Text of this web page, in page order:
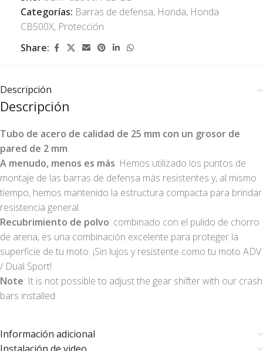
Categorías: Barras de defensa, Honda, Honda
CB500X, Protección
Share:
Descripción
Descripción
Tubo de acero de calidad de 25 mm con un grosor de
pared de 2 mm.
A menudo, menos es más. Hemos utilizado los puntos de
montaje de las barras de defensa más resistentes y, al mismo
tiempo, hemos mantenido la estructura compacta para brindar
resistencia general.
Recubrimiento de polvo: combinado con el pulido de chorro
de arena, es una combinación excelente para proteger la
superficie de tu moto. ¡Sin lujos y resistente como tu moto ADV
/ Dual Sport!
Note: It is not possible to adjust the gear shifter with our crash
bars installed.
Información adicional